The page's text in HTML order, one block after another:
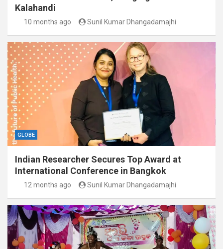
Kalahandi
10 months ago Sunil Kumar Dhangadamajhi
GLOBE
Indian Researcher Secures Top Award at
International Conference in Bangkok
12 months ago Sunil Kumar Dhangadamajhi